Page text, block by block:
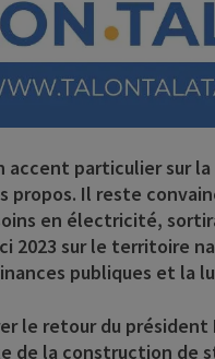
accent particulier sur
propos. Il reste
en électricité,
2023 sur le territoire
publiques et
le retour du
de la construction de